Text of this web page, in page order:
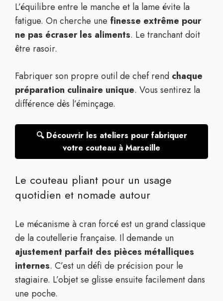
L’équilibre entre le manche et la lame évite la
fatigue. On cherche une finesse extrême pour
ne pas écraser les aliments. Le tranchant doit
être rasoir.
Fabriquer son propre outil de chef rend chaque
préparation culinaire unique. Vous sentirez la
différence dès l’éminçage.
🔍 Découvrir les ateliers pour fabriquer
votre couteau à Marseille
Le couteau pliant pour un usage
quotidien et nomade autour
Le mécanisme à cran forcé est un grand classique
de la coutellerie française. Il demande un
ajustement parfait des pièces métalliques
internes. C’est un défi de précision pour le
stagiaire. L’objet se glisse ensuite facilement dans
une poche.